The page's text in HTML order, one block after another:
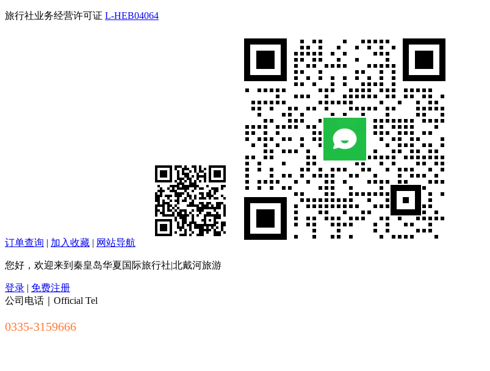
旅行社业务经营许可证 L-HEB04064
订单查询 | 加入收藏 | 网站导航
您好，欢迎来到秦皇岛华夏国际旅行社|北戴河旅游
登录 | 免费注册
公司电话｜Official Tel
0335-3159666